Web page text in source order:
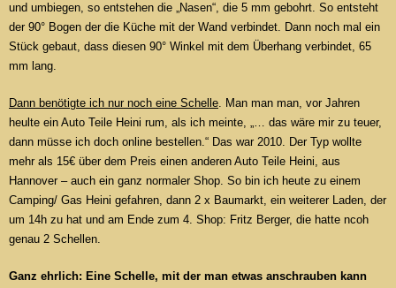
und umbiegen, so entstehen die „Nasen“, die 5 mm gebohrt. So entsteht
der 90° Bogen der die Küche mit der Wand verbindet. Dann noch mal ein
Stück gebaut, dass diesen 90° Winkel mit dem Überhang verbindet, 65
mm lang.
Dann benötigte ich nur noch eine Schelle. Man man man, vor Jahren
heulte ein Auto Teile Heini rum, als ich meinte, „… das wäre mir zu teuer,
dann müsse ich doch online bestellen.“ Das war 2010. Der Typ wollte
mehr als 15€ über dem Preis einen anderen Auto Teile Heini, aus
Hannover – auch ein ganz normaler Shop. So bin ich heute zu einem
Camping/ Gas Heini gefahren, dann 2 x Baumarkt, ein weiterer Laden, der
um 14h zu hat und am Ende zum 4. Shop: Fritz Berger, die hatte ncoh
genau 2 Schellen.
Ganz ehrlich: Eine Schelle, mit der man etwas anschrauben kann